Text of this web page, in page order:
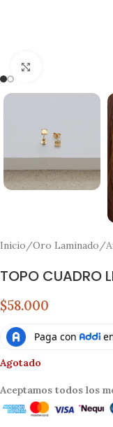
Inicio/Oro Laminado/
TOPO CUADRO
$58.000
Agotado
Aceptamos todos los